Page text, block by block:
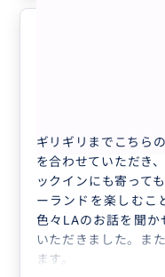
ギリギリまでこちら
を合わせていただき
ックインにも寄って
ーランドを楽しむこ
色々LAのお話を聞か
いただきました。ま
ます。